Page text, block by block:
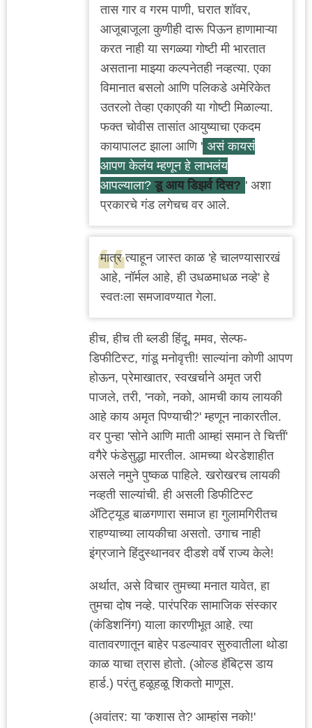
तास गार व गरम पाणी, घरात शॉवर,
आजूबाजूला कुणीही दारू पिऊन हाणामाऱ्या
करत नाही या सगळ्या गोष्टी मी भारतात
असताना माझ्या कल्पनेतही नव्हत्या. एका
विमानात बसलो आणि पलिकडे अमेरिकेत
उतरलो तेव्हा एकाएकी या गोष्टी मिळाल्या.
फक्त चोवीस तासांत आयुष्याचा एकदम
कायापालट झाला आणि ' असं कायसं
आपण केलंय म्हणून हे लाभलंय
आपल्याला? डू आय डिझर्व दिस? ' अशा
प्रकारचे गंड लगेचच वर आले.
मात्र त्याहून जास्त काळ 'हे चालण्यासारखं
आहे, नॉर्मल आहे, ही उधळमाधळ नव्हे' हे
स्वतःला समजावण्यात गेला.
हीच, हीच ती ब्लडी हिंदू, ममव, सेल्फ-
डिफीटिस्ट, गांडू मनोवृत्ती! साल्यांना कोणी आपण
होऊन, प्रेमाखातर, स्वखर्चाने अमृत जरी
पाजले, तरी, 'नको, नको, आमची काय लायकी
आहे काय अमृत पिण्याची?' म्हणून नाकारतील.
वर पुन्हा 'सोने आणि माती आम्हां समान ते चित्तीं'
वगैरे फंडेसुद्धा मारतील. आमच्या थेरडेशाहीत
असले नमुने पुष्कळ पाहिले. खरोखरच लायकी
नव्हती साल्यांची. ही असली डिफीटिस्ट
ॲटिट्यूड बाळगणारा समाज हा गुलामगिरीतच
राहण्याच्या लायकीचा असतो. उगाच नाही
इंग्रजाने हिंदुस्थानवर दीडशे वर्षे राज्य केले!
अर्थात, असे विचार तुमच्या मनात यावेत, हा
तुमचा दोष नव्हे. पारंपरिक सामाजिक संस्कार
(कंडिशनिंग) याला कारणीभूत आहे. त्या
वातावरणातून बाहेर पडल्यावर सुरुवातीला थोडा
काळ याचा त्रास होतो. (ओल्ड हॅबिट्स डाय
हार्ड.) परंतु हळूहळू शिकतो माणूस.
(अवांतर: या 'कशास ते? आम्हांस नको!'